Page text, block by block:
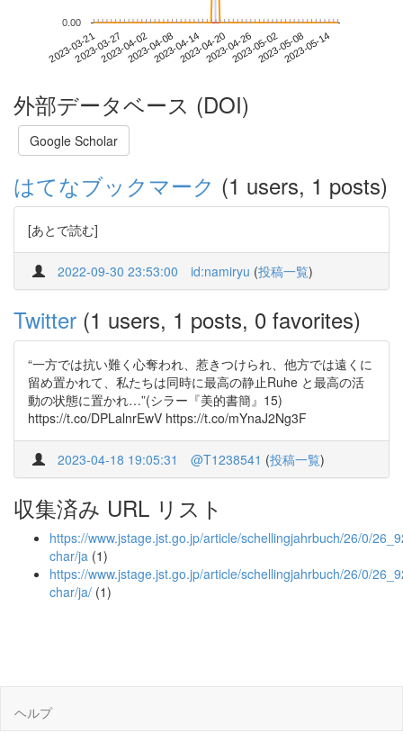
2023-03-212023-03-272023-04-022023-04-082023-04-142023-04-202023-04-262023-05-022023-05-082023-05-14
0.00
外部データベース (DOI)
Google Scholar
はてなブックマーク (1 users, 1 posts)
[あとで読む]
2022-09-30 23:53:00 id:namiryu (投稿一覧)
Twitter (1 users, 1 posts, 0 favorites)
“一方では抗い難く心奪われ、惹きつけられ、他方では遠くに
留め置かれて、私たちは同時に最高の静止Ruhe と最高の活
動の状態に置かれ…”(シラー『美的書簡』15)
https://t.co/DPLalnrEwV https://t.co/mYnaJ2Ng3F
2023-04-18 19:05:31 @T1238541 (投稿一覧)
収集済み URL リスト
https://www.jstage.jst.go.jp/article/schellingjahrbuch/26/0/
char/ja (1)
https://www.jstage.jst.go.jp/article/schellingjahrbuch/26/0/
char/ja/ (1)
ヘルプ